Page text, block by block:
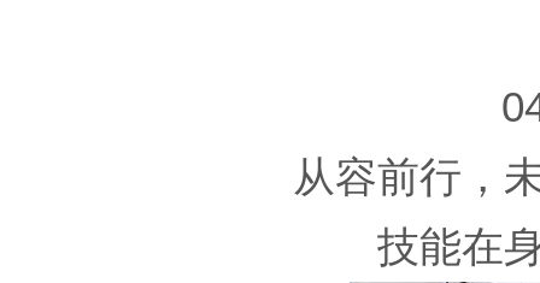
从容前行，
技能在